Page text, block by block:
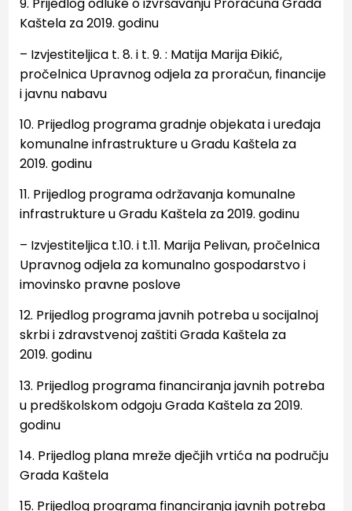
9. Prijedlog odluke o izvršavanju Proračuna Grada
Kaštela za 2019. godinu
– Izvjestiteljica t. 8. i t. 9. : Matija Marija Đikić,
pročelnica Upravnog odjela za proračun, financije
ijavnu nabavu
10. Prijedlog programa gradnje objekata i uređaja
komunalne infrastrukture u Gradu Kaštela za
2019.godinu
11. Prijedlog programa održavanja komunalne
infrastrukture u Gradu Kaštela za 2019. godinu
– Izvjestiteljica t.10. i t.11. Marija Pelivan, pročelnica
Upravnog odjela za komunalno gospodarstvoi
imovinsko pravne poslove
12. Prijedlog programa javnih potreba u socijalnoj
skrbi i zdravstvenoj zaštiti Grada Kaštela za
2019.godinu
13. Prijedlog programa financiranja javnih potreba
u predškolskom odgoju Grada Kaštela za 2019.
godinu
14. Prijedlog plana mreže dječjih vrtića na području
Grada Kaštela
15. Prijedlog programa financiranja javnih potreba